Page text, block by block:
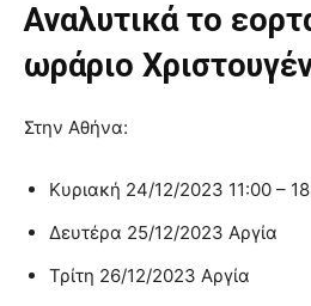
Αναλυτικά το
ωράριο
Στην Αθήνα:
Κυριακή 24/12/2023 11:00 –
Δευτέρα 25/12/2023 Αργία
Τρίτη 26/12/2023 Αργία